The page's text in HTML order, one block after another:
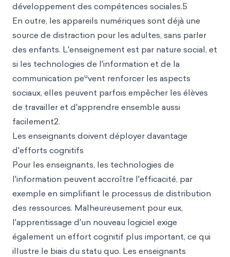
développement des compétences sociales.5
En outre, les appareils numériques sont déjà une
source de distraction pour les adultes, sans parler
des enfants. L'enseignement est par nature social, et
si les technologies de l'information et de la
communication peuvent renforcer les aspects
sociaux, elles peuvent parfois empêcher les élèves
de travailler et d'apprendre ensemble aussi
facilement2.
Les enseignants doivent déployer davantage
d'efforts cognitifs
Pour les enseignants, les technologies de
l'information peuvent accroître l'efficacité, par
exemple en simplifiant le processus de distribution
des ressources. Malheureusement pour eux,
l'apprentissage d'un nouveau logiciel exige
également un effort cognitif plus important, ce qui
illustre le biais du statu quo. Les enseignants